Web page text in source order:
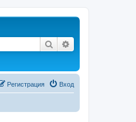
Поиск
Вход
Регистрация